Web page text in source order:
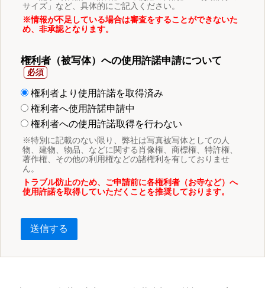
サイズ」など、具体的にご記入ください。
※情報が不足している場合は審査をすることができないた
め、非承認となります。
権利者（被写体）への使用許諾申請について
権利者より使用許諾を取得済み
権利者へ使用許諾申請中
権利者への使用許諾取得を行わない
※特別に記載のない限り、弊社は写真被写体としての人
物、建物、物品、などに関する肖像権、商標権、特許権、
著作権、その他の利用権などの諸権利を有しておりませ
ん。
トラブル防止のため、ご申請前に各権利者（お寺など）へ
使用許諾を取得していただくことを推奨しております。
送信する